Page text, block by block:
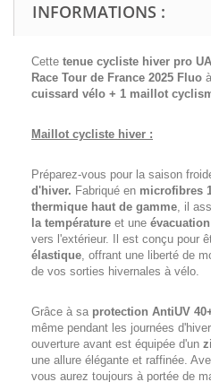
INFORMATIONS :
Cette tenue cycliste hiver pro
Race Tour de France 2025 Fluo
cuissard vélo + 1 maillot
Maillot cycliste hiver :
Préparez-vous pour la saison
d'hiver. Fabriqué en microfibres
thermique haut de gamme, il
la température et une
vers l'extérieur. Il est conçu pour
élastique, offrant une liberté de
de vos sorties hivernales à vélo.
Grâce à sa protection AntiUV
même pendant les journées
ouverture avant est équipée d'un
une allure élégante et raffinée.
vous aurez toujours à portée de